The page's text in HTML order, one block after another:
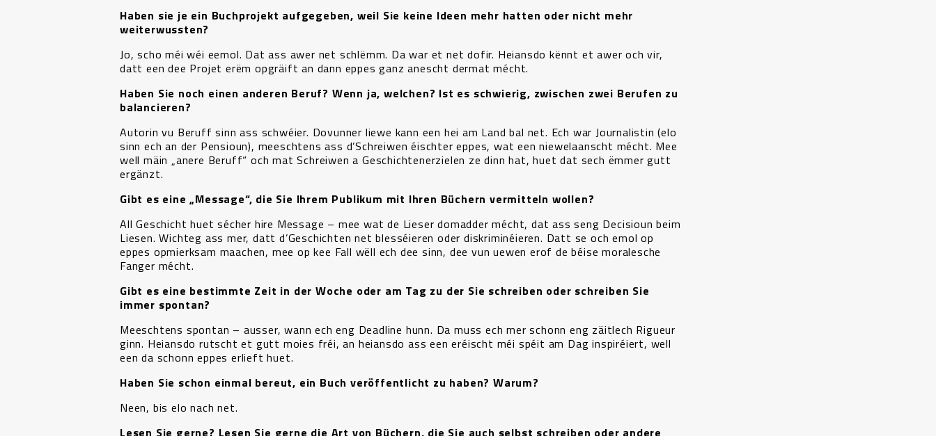
Haben sie je ein Buchprojekt aufgegeben, weil Sie keine Ideen mehr hatten oder nicht mehr
weiterwussten?
Jo, scho méi wéi eemol. Dat ass awer net schlëmm. Da war et net dofir. Heiansdo kënnt et awer och vir,
datt een dee Projet erëm opgräift an dann eppes ganz anescht dermat mécht.
Haben Sie noch einen anderen Beruf? Wenn ja, welchen? Ist es schwierig, zwischen zwei Berufen zu
balancieren?
Autorin vu Beruff sinn ass schwéier. Dovunner liewe kann een hei am Land bal net. Ech war Journalistin (elo
sinn ech an der Pensioun), meeschtens ass d’Schreiwen éischter eppes, wat een niewelaanscht mécht. Mee
well mäin „anere Beruff“ och mat Schreiwen a Geschichtenerzielen ze dinn hat, huet dat sech ëmmer gutt
ergänzt.
Gibt es eine „Message“, die Sie Ihrem Publikum mit Ihren Büchern vermitteln wollen?
All Geschicht huet sécher hire Message – mee wat de Lieser domadder mécht, dat ass seng Decisioun beim
Liesen. Wichteg ass mer, datt d’Geschichten net blesséieren oder diskriminéieren. Datt se och emol op
eppes opmierksam maachen, mee op kee Fall wëll ech dee sinn, dee vun uewen erof de béise moralesche
Fanger mécht.
Gibt es eine bestimmte Zeit in der Woche oder am Tag zu der Sie schreiben oder schreiben Sie
immer spontan?
Meeschtens spontan – ausser, wann ech eng Deadline hunn. Da muss ech mer schonn eng zäitlech Rigueur
ginn. Heiansdo rutscht et gutt moies fréi, an heiansdo ass een eréischt méi spéit am Dag inspiréiert, well
een da schonn eppes erlieft huet.
Haben Sie schon einmal bereut, ein Buch veröffentlicht zu haben? Warum?
Neen, bis elo nach net.